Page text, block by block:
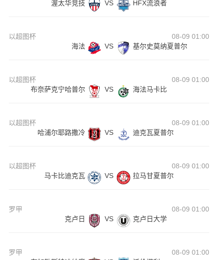
渥太华竞技
VS HFX流浪者
以超图杯
08-09 01:00
海法
VS 基尔史莫纳夏普尔
以超图杯
08-09 01:00
布奈萨克宁哈普尔
VS 海法马卡比
以超图杯
08-09 01:00
哈浦尔耶路撒冷
VS 迪克瓦夏普尔
以超图杯
08-09 01:00
马卡比迪克瓦
VS 拉马甘夏普尔
罗甲
08-09 01:00
克卢日
VS 克卢日大学
罗甲
08-09 01:00